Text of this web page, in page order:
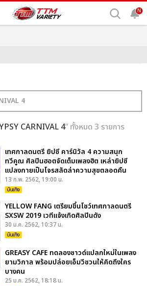
N
CARNIVAL 4” ทั้งหมด 3 รายการ
เทศกาลดนตรี ยิปซี คาร์นิวัล 4 ความสนุก
ทวีคูณ ศิลปินฮอตจัดเต็มเพลงฮิต เหล่ายิปซี
แปลงกายเป็นโจรสลัดล่าความสุขตลอดคืน
13 ก.พ. 2562, 19:00 น.
บันเทิง
YELLOW FANG เตรียมขึ้นโชว์เทศกาลดนตรี
SXSW 2019 เวทีแจ้งเกิดศิลปินดัง
30 ม.ค. 2562, 10:37 น.
บันเทิง
GREASY CAFE ทดลองซาวด์แปลกใหม่ในเพลง
ยามวิกาล พร้อมปล่อยเอ็มวีชวนให้คิดถึงใคร
บางคน
25 ม.ค. 2562, 18:18 น.